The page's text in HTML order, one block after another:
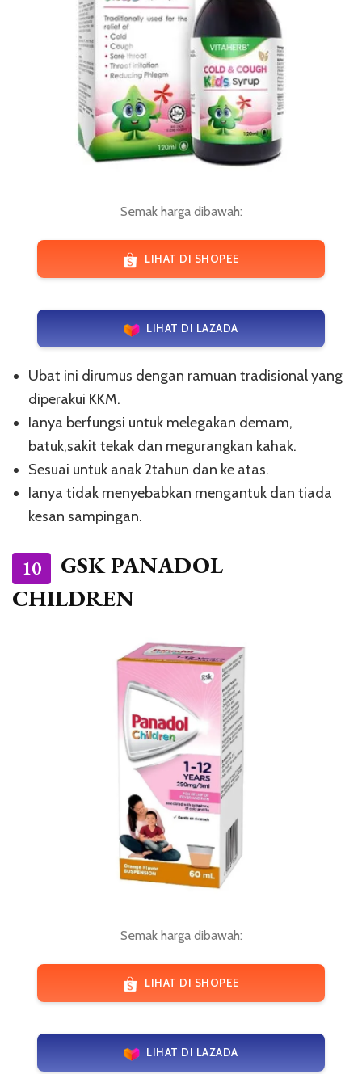
Semak harga dibawah:
LIHAT DI SHOPEE
LIHAT DI LAZADA
Ubat ini dirumus dengan ramuan tradisional yang
diperakui KKM.
Ianya berfungsi untuk melegakan demam,
batuk,sakit tekak dan megurangkan kahak.
Sesuai untuk anak 2tahun dan ke atas.
Ianya tidak menyebabkan mengantuk dan tiada
kesan sampingan.
10
GSK PANADOL
CHILDREN
Semak harga dibawah:
LIHAT DI SHOPEE
LIHAT DI LAZADA